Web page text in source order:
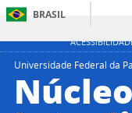
BRASIL
Universidade Federal da
Núcleo